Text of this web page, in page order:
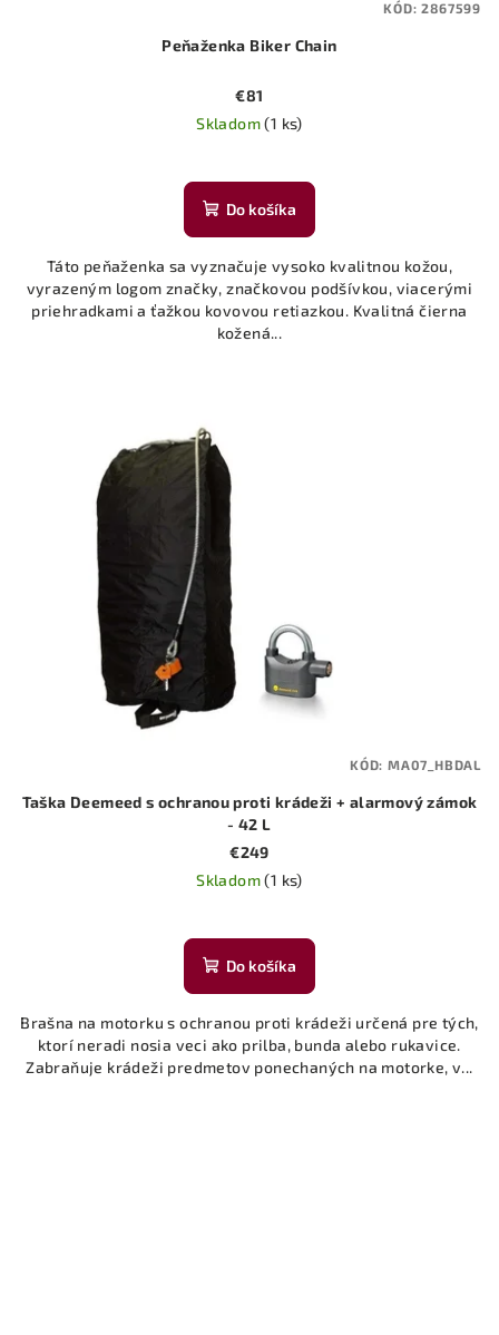
Peňaženka Biker Chain
€81
Skladom(1 ks)
Do košíka
Táto peňaženka sa vyznačuje vysoko kvalitnou kožou,
vyrazeným logom značky, značkovou podšívkou, viacerými
priehradkami a ťažkou kovovou retiazkou. Kvalitná čierna
kožená...
KÓD:2867599
Taška Deemeed s ochranou proti krádeži + alarmový zámok
- 42 L
€249
Skladom(1 ks)
Do košíka
Brašna na motorku s ochranou proti krádeži určená pre tých,
ktorí neradi nosia veci ako prilba, bunda alebo rukavice.
Zabraňuje krádeži predmetov ponechaných na motorke, v...
KÓD: MA07_HBDAL